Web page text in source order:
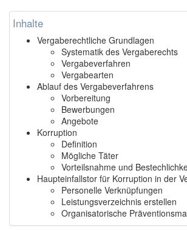
Inhalte
Vergaberechtliche Grundlagen
Systematik des Vergaberechts
Vergabeverfahren
Vergabearten
Ablauf des Vergabeverfahrens
Vorbereitung
Bewerbungen
Angebote
Korruption
Definition
Mögliche Täter
Vorteilsnahme und
Haupteinfallstor für Korruption in der
Personelle Verknüpfungen
Leistungsverzeichnis erstellen
Organisatorische